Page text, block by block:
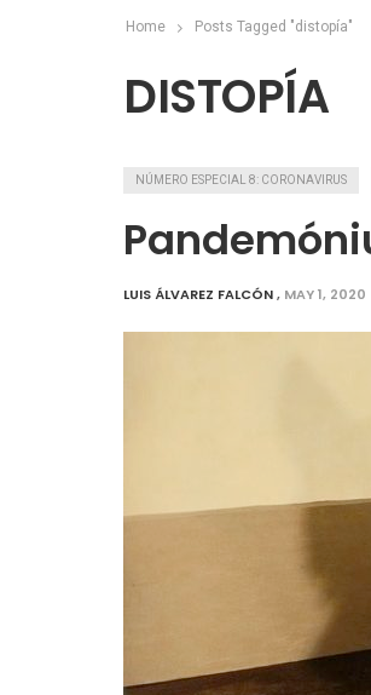
entretenimiento
Home Posts Tagged "distopía"
DISTOPÍA
NÚMERO ESPECIAL 8: CORONAVIRUS
LUIS ÁLVAREZ FALCÓN, MAY 1, 2020